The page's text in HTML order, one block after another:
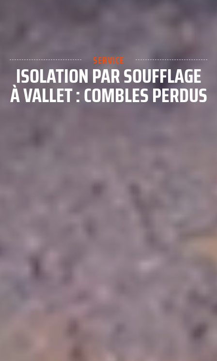
ISOLATION PAR SOUFFLAGE
À VALLET : COMBLES PERDUS
SERVICE